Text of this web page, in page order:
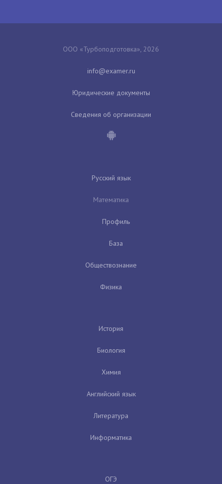
ООО «Турбоподготовка», 2026
Юридические документы
Сведения об организации
Русский язык
Математика
Профиль
База
Обществознание
Физика
История
Биология
Химия
Английский язык
Литература
Информатика
ОГЭ